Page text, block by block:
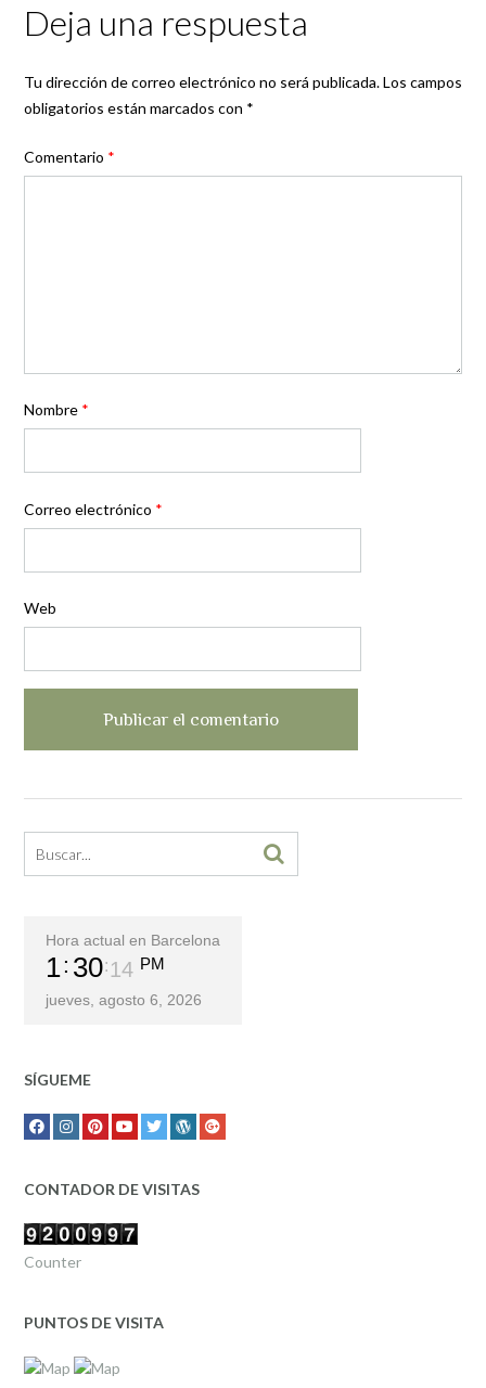
Deja una respuesta
Tu dirección de correo electrónico no será publicada.Los campos
obligatorios están marcados con *
Comentario *
Nombre *
Correo electrónico *
Web
Hora actual en Barcelona
1 30 15 PM
jueves, agosto 6, 2026
SÍGUEME
CONTADOR DE VISITAS
Counter
PUNTOS DE VISITA